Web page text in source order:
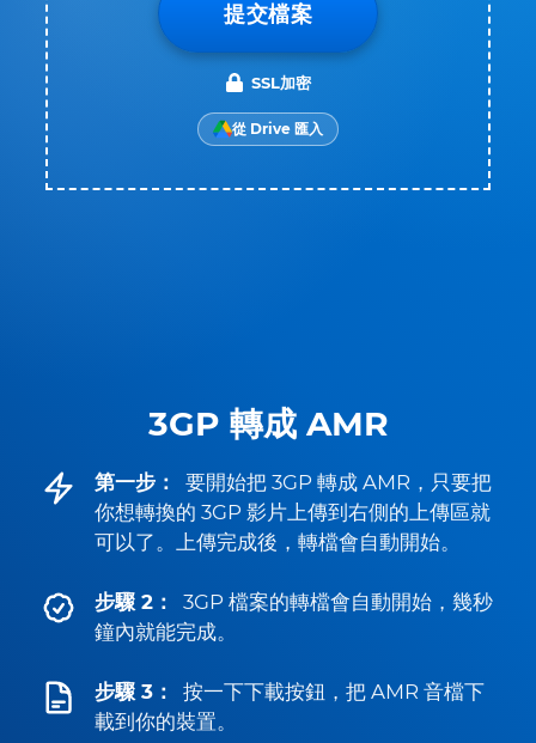
3GP 轉成 AMR
第一步：
要開始把 3GP 轉成 AMR，只要把
你想轉換的 3GP 影片上傳到右側的上傳區就
可以了。上傳完成後，轉檔會自動開始。
步驟 2：
3GP 檔案的轉檔會自動開始，幾秒
鐘內就能完成。
步驟 3：
按一下下載按鈕，把 AMR 音檔下
載到你的裝置。
提交檔案
SSL加密
從 Drive 匯入